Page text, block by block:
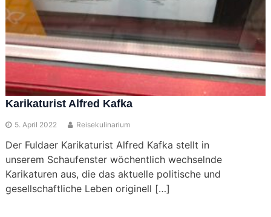
Karikaturist Alfred Kafka
5. April 2022 Reisekulinarium
Der Fuldaer Karikaturist Alfred Kafka stellt in
unserem Schaufenster wöchentlich wechselnde
Karikaturen aus, die das aktuelle politische und
gesellschaftliche Leben originell […]